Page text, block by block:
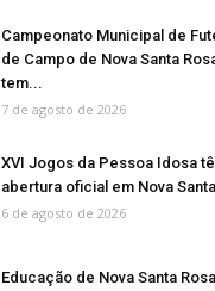
Campeonato Municipal de
de Campo de Nova Santa
tem...
7 de agosto de 2026
XVI Jogos da Pessoa Idosa
abertura oficial em Nova
6 de agosto de 2026
Educação de Nova Santa Rosa